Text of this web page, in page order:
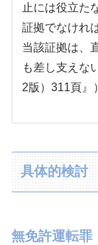
止には役立た
証拠でなけれ
当該証拠は、
も差し支えな
2版）311頁』
具体的検討
無免許運転罪